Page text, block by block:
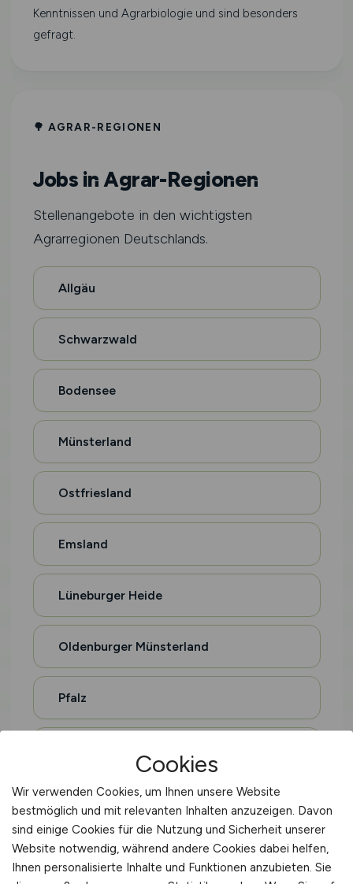
Kenntnissen und Agrarbiologie und sind besonders
gefragt.
🌳 AGRAR-REGIONEN
Jobs in Agrar-Regionen
Stellenangebote in den wichtigsten
Agrarregionen Deutschlands.
Allgäu
Schwarzwald
Bodensee
Münsterland
Ostfriesland
Emsland
Lüneburger Heide
Oldenburger Münsterland
Pfalz
Moselregion
Eifel
Cookies
Wir verwenden Cookies, um Ihnen unsere Website
bestmöglich und mit relevanten Inhalten anzuzeigen. Davon
sind einige Cookies für die Nutzung und Sicherheit unserer
Website notwendig, während andere Cookies dabei helfen,
Ihnen personalisierte Inhalte und Funktionen anzubieten. Sie